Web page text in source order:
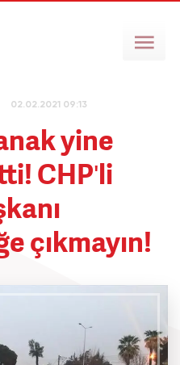
02.02.2021 09:13
yine
CHP'li
çıkmayın!